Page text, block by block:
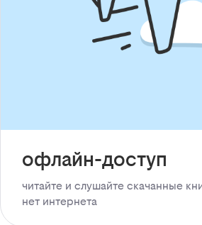
офлайн-доступ
читайте и слушайте скачанные
нет интернета